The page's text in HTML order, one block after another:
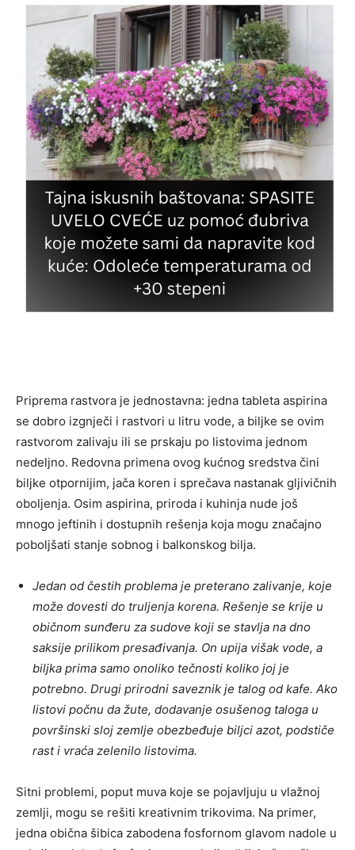
Priprema rastvora je jednostavna: jedna tableta aspirina
se dobro izgnječi i rastvori u litru vode, a biljke se ovim
rastvorom zalivaju ili se prskaju po listovima jednom
nedeljno. Redovna primena ovog kućnog sredstva čini
biljke otpornijim, jača koren i sprečava nastanak gljivičnih
oboljenja. Osim aspirina, priroda i kuhinja nude još
mnogo jeftinih i dostupnih rešenja koja mogu značajno
poboljšati stanje sobnog i balkonskog bilja.
Jedan od čestih problema je preterano zalivanje, koje
može dovesti do truljenja korena. Rešenje se krije u
običnom sunđeru za sudove koji se stavlja na dno
saksije prilikom presađivanja. On upija višak vode, a
biljka prima samo onoliko tečnosti koliko joj je
potrebno. Drugi prirodni saveznik je talog od kafe. Ako
listovi počnu da žute, dodavanje osušenog taloga u
površinski sloj zemlje obezbeđuje biljci azot, podstiče
rast i vraća zelenilo listovima.
Sitni problemi, poput muva koje se pojavljuju u vlažnoj
zemlji, mogu se rešiti kreativnim trikovima. Na primer,
jedna obična šibica zabodena fosfornom glavom nadole u